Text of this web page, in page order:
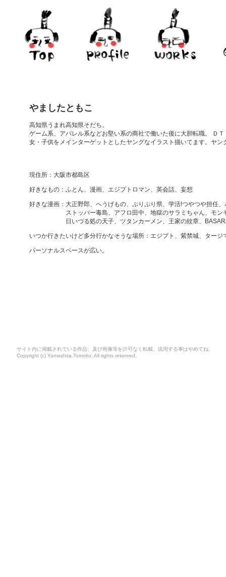
やましたともこ
高知県うまれ高知県そだち。
ゲーム系、アパレル系などお堅い系の商社で働いた後に大胆転職。 Ｄ
女・子供をメインターゲットとしたヤングなイラスト描いてます。ヤ
現住所：大阪市都島区
好きなもの：ふとん、漫画、エジプトロマン、英会話、妄想
好きな漫画：大正野郎、へうげもの、ぷりぷり県、学活!つやつや担任
ストッパー毒島、アフロ田中、地獄のサラミちゃん、モンモ
日いづる処の天子、ツタンカーメン、王家の紋章、BASARA
いつか行きたいけど多分行かなそうな場所：エジプト、紫禁城、タージ
パーソナルスペースが広い。
サイト内に掲載されている作品、及び画像等を許可なく転載、流用する事はやめてね。
Copyright (c) Yamashita Tomoko. All rights reserved.